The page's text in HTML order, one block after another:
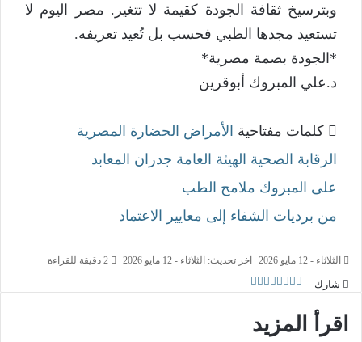
وبترسيخ ثقافة الجودة كقيمة لا تتغير. مصر اليوم لا
تستعيد مجدها الطبي فحسب بل تُعيد تعريفه.
*الجودة بصمة مصرية*
د.علي المبروك أبوقرين
كلمات مفتاحية الأمراض الحضارة المصرية
الرقابة الصحية الهيئة العامة جدران المعابد
على المبروك ملامح الطب
من برديات الشفاء إلى معايير الاعتماد
الثلاثاء - 12 مايو 2026 اخر تحديث: الثلاثاء - 12 مايو 2026
شارك
اقرأ المزيد